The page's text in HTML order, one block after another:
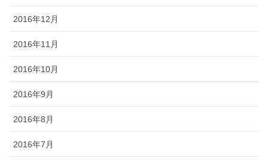
2016年12月
2016年11月
2016年10月
2016年9月
2016年8月
2016年7月